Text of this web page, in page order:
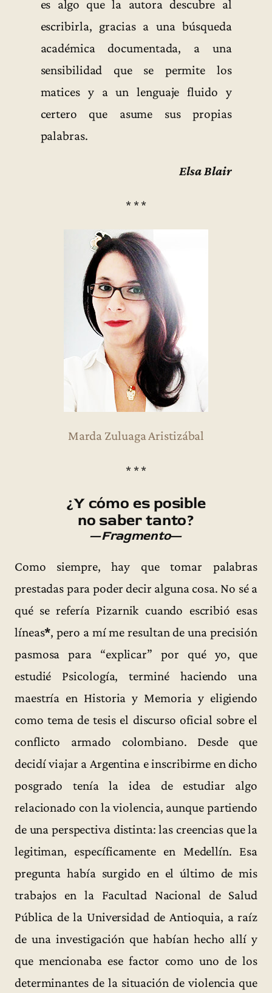
es algo que la autora descubre al
escribirla, gracias a una búsqueda
académica documentada, a una
sensibilidad que se permite los
matices y a un lenguaje fluido y
certero que asume sus propias
palabras.
Elsa Blair
* * *
Marda Zuluaga Aristizábal
* * *
¿Y cómo es posible
no saber tanto?
—Fragmento—
Como siempre, hay que tomar palabras
prestadas para poder decir alguna cosa. No sé a
qué se refería Pizarnik cuando escribió esas
líneas*, pero a mí me resultan de una precisión
pasmosa para “explicar” por qué yo, que
estudié Psicología, terminé haciendo una
maestría en Historia y Memoria y eligiendo
como tema de tesis el discurso oficial sobre el
conflicto armado colombiano. Desde que
decidí viajar a Argentina e inscribirme en dicho
posgrado tenía la idea de estudiar algo
relacionado con la violencia, aunque partiendo
de una perspectiva distinta: las creencias que la
legitiman, específicamente en Medellín. Esa
pregunta había surgido en el último de mis
trabajos en la Facultad Nacional de Salud
Pública de la Universidad de Antioquia, a raíz
de una investigación que habían hecho allí y
que mencionaba ese factor como uno de los
determinantes de la situación de violencia que